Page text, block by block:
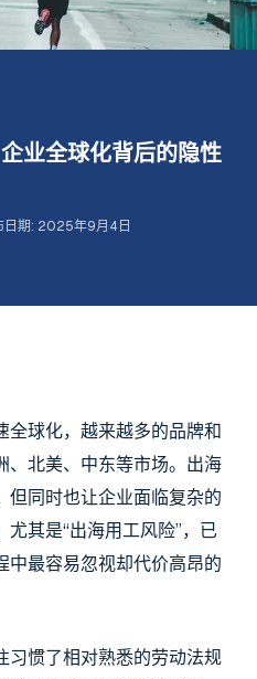
业全球化背后的隐性
日期: 2025年9月4日
全球化，越来越多的品牌和
、北美、中东等市场。出海
但同时也让企业面临复杂的
其是“出海用工风险”，已
中最容易忽视却代价高昂的
习惯了相对熟悉的劳动法规